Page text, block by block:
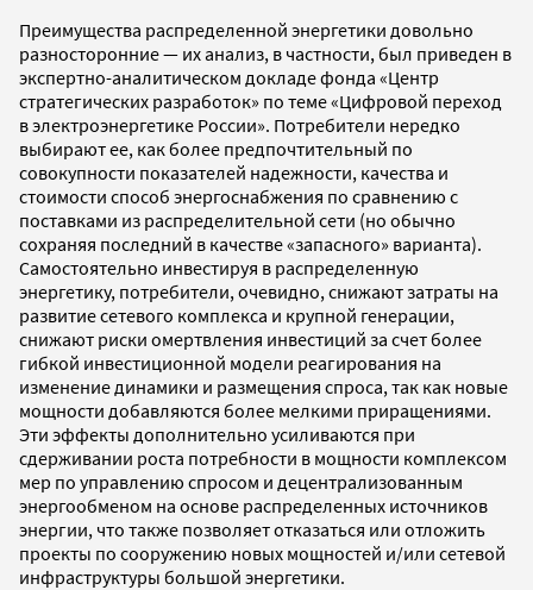
Преимущества распределенной энергетики довольно
разносторонние — их анализ, в частности, был приведен в
экспертно-аналитическом докладе фонда «Центр
стратегических разработок» по теме «Цифровой переход
в электроэнергетике России». Потребители нередко
выбирают ее, как более предпочтительный по
совокупности показателей надежности, качества и
стоимости способ энергоснабжения по сравнению с
поставками из распределительной сети (но обычно
сохраняя последний в качестве «запасного» варианта).
Самостоятельно инвестируя в распределенную
энергетику, потребители, очевидно, снижают затраты на
развитие сетевого комплекса и крупной генерации,
снижают риски омертвления инвестиций за счет более
гибкой инвестиционной модели реагирования на
изменение динамики и размещения спроса, так как новые
мощности добавляются более мелкими приращениями.
Эти эффекты дополнительно усиливаются при
сдерживании роста потребности в мощности комплексом
мер по управлению спросом и децентрализованным
энергообменом на основе распределенных источников
энергии, что также позволяет отказаться или отложить
проекты по сооружению новых мощностей и/или сетевой
инфраструктуры большой энергетики.